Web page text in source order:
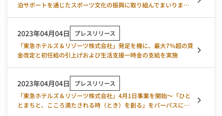
泊サポートを通じたスポーツ文化の振興に取り組んでまいります
2023年04月04日
プレスリリース
「東急ホテルズ＆リゾーツ株式会社」発足を機に、最大7％超の賃
金改定と初任給の引上げおよび生活支援一時金の支給を実施
2023年04月04日
プレスリリース
「東急ホテルズ＆リゾーツ株式会社」4月1日事業を開始～「ひと
とまちと、こころ満たされる時（とき）を創る」をパーパスに掲